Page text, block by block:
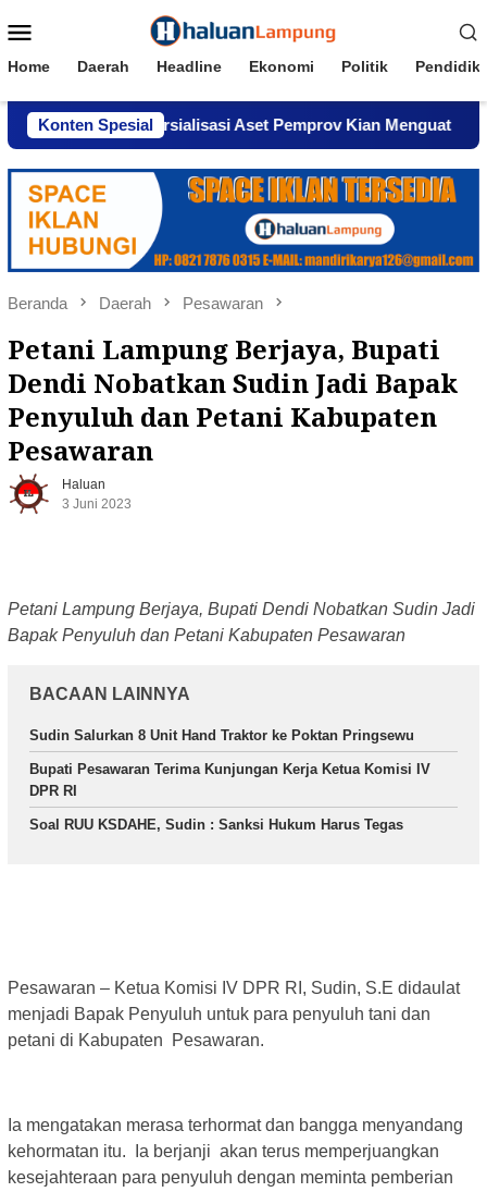
ke
Mobile
Home Daerah Headline Ekonomi Politik
Konten Spesial
Komersialisasi Aset Pemprov Kian Menguat
Beranda Daerah Pesawaran
Petani Lampung Berjaya, Bupati
Dendi Nobatkan Sudin Jadi Bapak
Penyuluh dan Petani Kabupaten
Pesawaran
Haluan
3 Juni 2023
Petani Lampung Berjaya, Bupati Dendi Nobatkan Sudin Jadi
Bapak Penyuluh dan Petani Kabupaten Pesawaran
BACAAN LAINNYA
Sudin Salurkan 8 Unit Hand Traktor ke Poktan Pringsewu
Bupati Pesawaran Terima Kunjungan Kerja Ketua Komisi IV
DPR RI
Soal RUU KSDAHE, Sudin : Sanksi Hukum Harus Tegas
Pesawaran – Ketua Komisi IV DPR RI, Sudin, S.E didaulat
menjadi Bapak Penyuluh untuk para penyuluh tani dan
petani di Kabupaten Pesawaran.
Ia mengatakan merasa terhormat dan bangga menyandang
kehormatan itu. Ia berjanji akan terus memperjuangkan
kesejahteraan para penyuluh dengan meminta pemberian